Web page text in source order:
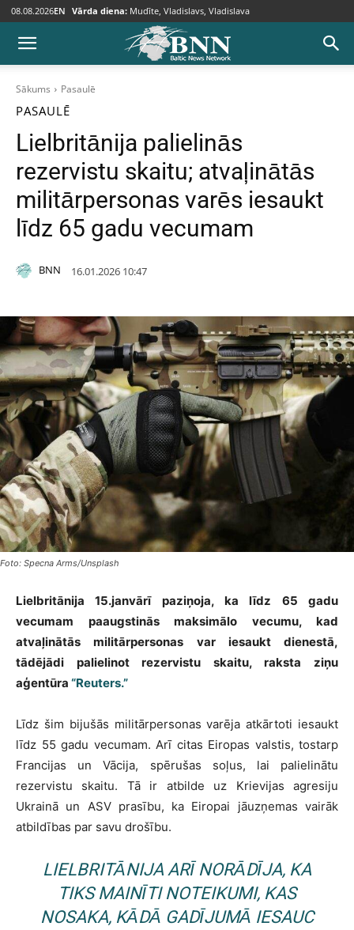
08.08.2026EN Vārda diena: Mudīte, Vladislavs, Vladislava
Sākums Pasaulē
PASAULĒ
Lielbritānija palielinās
rezervistu skaitu; atvaļinātās
militārpersonas varēs iesaukt
līdz 65 gadu vecumam
BNN 16.01.2026 10:47
Foto: Specna Arms/Unsplash
Lielbritānija 15.janvārī paziņoja, ka līdz 65 gadu
vecumam paaugstinās maksimālo vecumu, kad
atvaļinātās militārpersonas var iesaukt dienestā,
tādējādi palielinot rezervistu skaitu, raksta ziņu
aģentūra “Reuters.”
Līdz šim bijušās militārpersonas varēja atkārtoti iesaukt
līdz 55 gadu vecumam. Arī citas Eiropas valstis, tostarp
Francijas un Vācija, spērušas soļus, lai palielinātu
rezervistu skaitu. Tā ir atbilde uz Krievijas agresiju
Ukrainā un ASV prasību, ka Eiropai jāuzņemas vairāk
atbildības par savu drošību.
LIELBRITĀNIJA ARĪ NORĀDĪJA, KA
TIKS MAINĪTI NOTEIKUMI, KAS
NOSAKA, KĀDĀ GADĪJUMĀ IESAUC